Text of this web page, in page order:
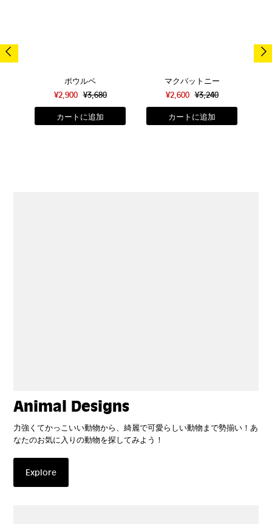
ポウルペ
¥2,900 ¥3,680
マクバットニー
¥2,600 ¥3,240
Animal Designs
力強くてかっこいい動物から、綺麗で可愛らしい動物まで勢揃い！あ
なたのお気に入りの動物を探してみよう！
Explore